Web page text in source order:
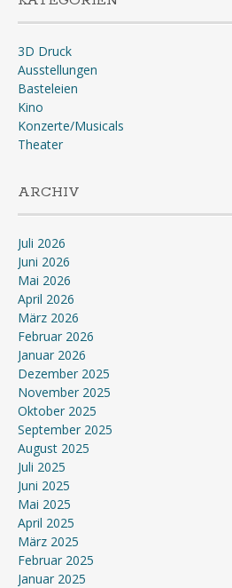
3D Druck
Ausstellungen
Basteleien
Kino
Konzerte/Musicals
Theater
ARCHIV
Juli 2026
Juni 2026
Mai 2026
April 2026
März 2026
Februar 2026
Januar 2026
Dezember 2025
November 2025
Oktober 2025
September 2025
August 2025
Juli 2025
Juni 2025
Mai 2025
April 2025
März 2025
Februar 2025
Januar 2025